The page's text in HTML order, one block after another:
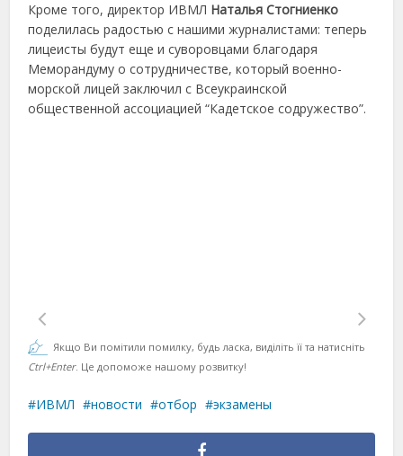
Кроме того, директор ИВМЛ Наталья Стогниенко
поделилась радостью с нашими журналистами: теперь
лицеисты будут еще и суворовцами благодаря
Меморандуму о сотрудничестве, который военно-
морской лицей заключил с Всеукраинской
общественной ассоциацией “Кадетское содружество”.
Якщо Ви помітили помилку, будь ласка, виділіть її та натисніть
Ctrl+Enter. Це допоможе нашому розвитку!
ИВМЛ новости отбор экзамены